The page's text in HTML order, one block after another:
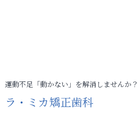
運動不足「動かない」を解消しませんか？
ラ・ミカ矯正歯科